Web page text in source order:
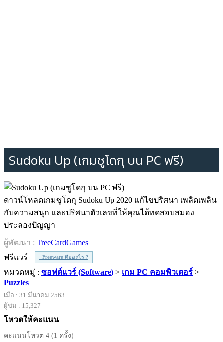
Sudoku Up (เกมซูโดกุ บน PC ฟรี)
ดาวน์โหลดเกมซูโดกุ Sudoku Up 2020 แก้ไขปริศนา เพลิดเพลิน
กับความสนุก และปริศนาตัวเลขที่ให้คุณได้ทดสอบสมอง
ประลองปัญญา
ผู้พัฒนา : TreeCardGames
ฟรีแวร์
Freeware คืออะไร ?
หมวดหมู่ : ซอฟต์แวร์ (Software) > เกม PC คอมพิวเตอร์ >
Puzzles
เมื่อ : 31 มีนาคม 2563
ผู้ชม : 15,327
โหวตให้คะแนน
คะแนนโหวต 4 (1 ครั้ง)